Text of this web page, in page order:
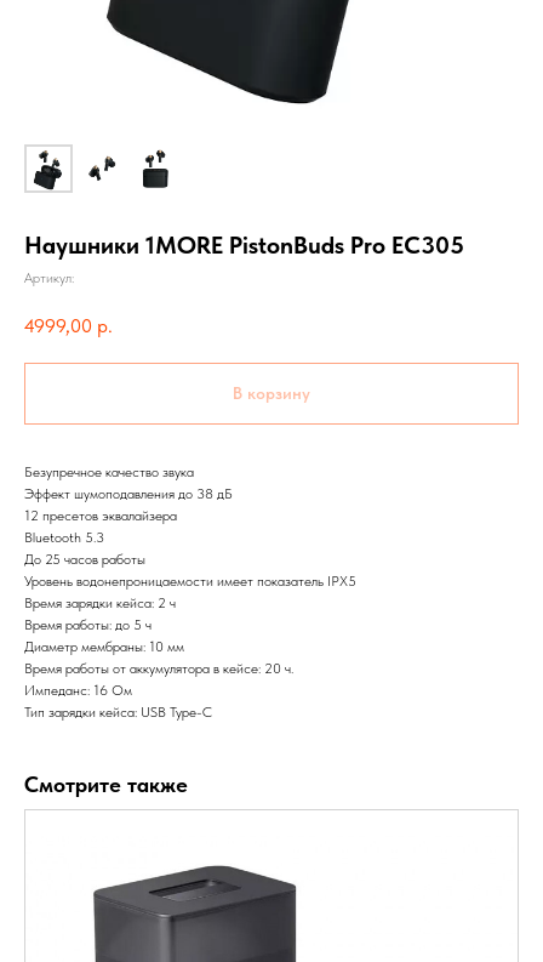
Наушники 1MORE PistonBuds Pro EC305
Артикул:
4999,00 р.
В корзину
Безупречное качество звука
Эффект шумоподавления до 38 дБ
12 пресетов эквалайзера
Bluetooth 5.3
До 25 часов работы
Уровень водонепроницаемости имеет показатель IPX5
Время зарядки кейса: 2 ч
Время работы: до 5 ч
Диаметр мембраны: 10 мм
Время работы от аккумулятора в кейсе: 20 ч.
Импеданс: 16 Ом
Тип зарядки кейса: USB Type-C
Смотрите также